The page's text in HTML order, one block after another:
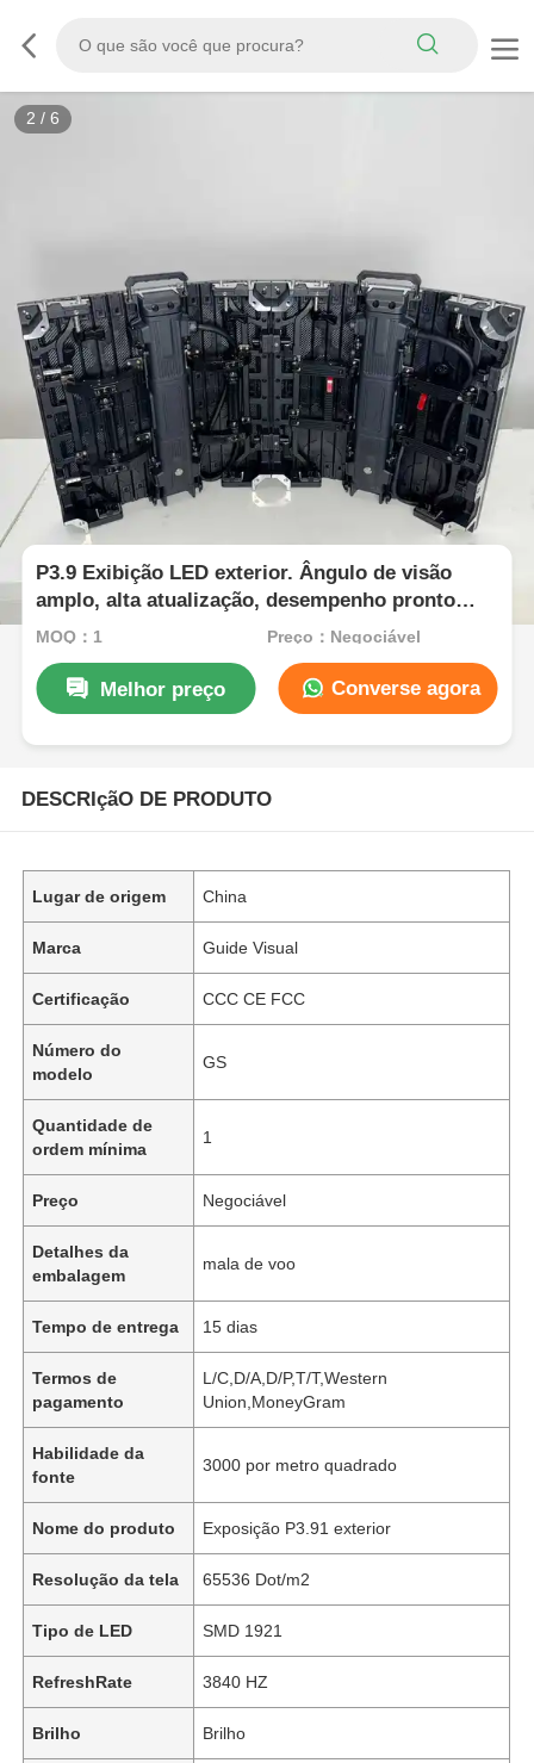
2 / 6
P3.9 Exibição LED exterior. Ângulo de visão
amplo, alta atualização, desempenho pronto
para eventos.
MOQ：1 Preço：Negociável
Melhor preço Converse agora
DESCRIçãO DE PRODUTO
Lugar de origem China
Marca Guide Visual
Certificação CCC CE FCC
Número do
modelo
GS
Quantidade de
ordem mínima
1
Preço Negociável
Detalhes da
embalagem
mala de voo
Tempo de entrega 15 dias
Termos de
pagamento
L/C,D/A,D/P,T/T,Western
Union,MoneyGram
Habilidade da
fonte
3000 por metro quadrado
Nome do produto Exposição P3.91 exterior
Resolução da tela 65536 Dot/m2
Tipo de LED SMD 1921
RefreshRate 3840 HZ
Brilho Brilho